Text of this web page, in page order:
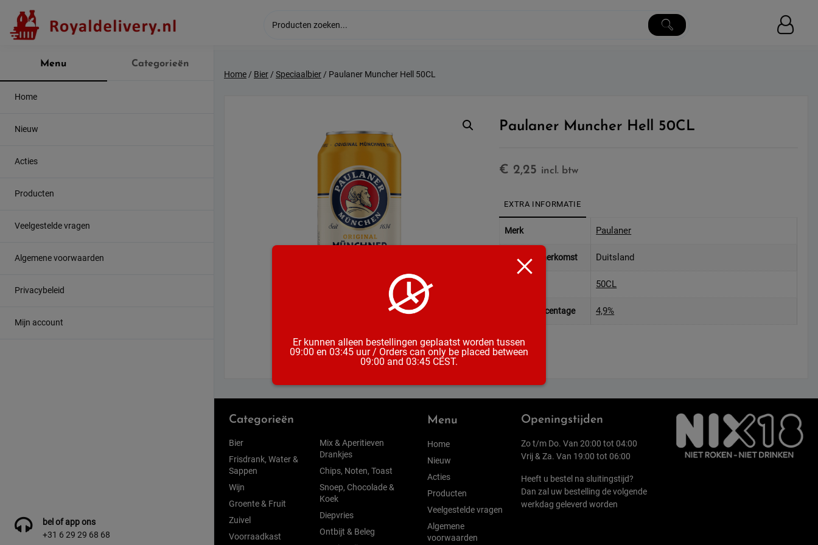
content
Menu Categorieën
Home
Nieuw
Acties
Producten
Veelgestelde vragen
Algemene voorwaarden
Privacybeleid
Mijn account
bel of app ons
+31 6 29 29 68 68
Home/ Bier/ Speciaalbier/ Paulaner Muncher Hell 50CL
Paulaner Muncher Hell 50CL
€ 2,25 incl. btw
EXTRA INFORMATIE
Merk Paulaner
Land van herkomst Duitsland
50CL
Alcoholpercentage 4,9%
Categorieën
Bier
Frisdrank, Water &
Sappen
Wijn
Groente & Fruit
Zuivel
Voorraadkast
Mix & Aperitieven
Drankjes
Chips, Noten, Toast
Snoep, Chocolade &
Koek
Diepvries
Ontbijt & Beleg
Menu
Home
Nieuw
Acties
Producten
Veelgestelde vragen
Algemene
voorwaarden
Openingstijden
Zo t/m Do. Van 20:00 tot 04:00
Vrij & Za. Van 19:00 tot 06:00
Heeft u bestel na sluitingstijd?
Dan zal uw bestelling de volgende
werkdag geleverd worden
Er kunnen alleen bestellingen geplaatst worden tussen
09:00 en 03:45 uur / Orders can only be placed between
09:00 and 03:45 CEST.